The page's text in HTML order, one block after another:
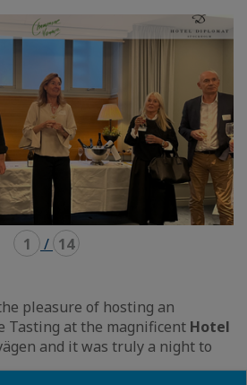
1 / 14
pleasure of hosting an
Tasting at the magnificent Hotel
and it was truly a night to